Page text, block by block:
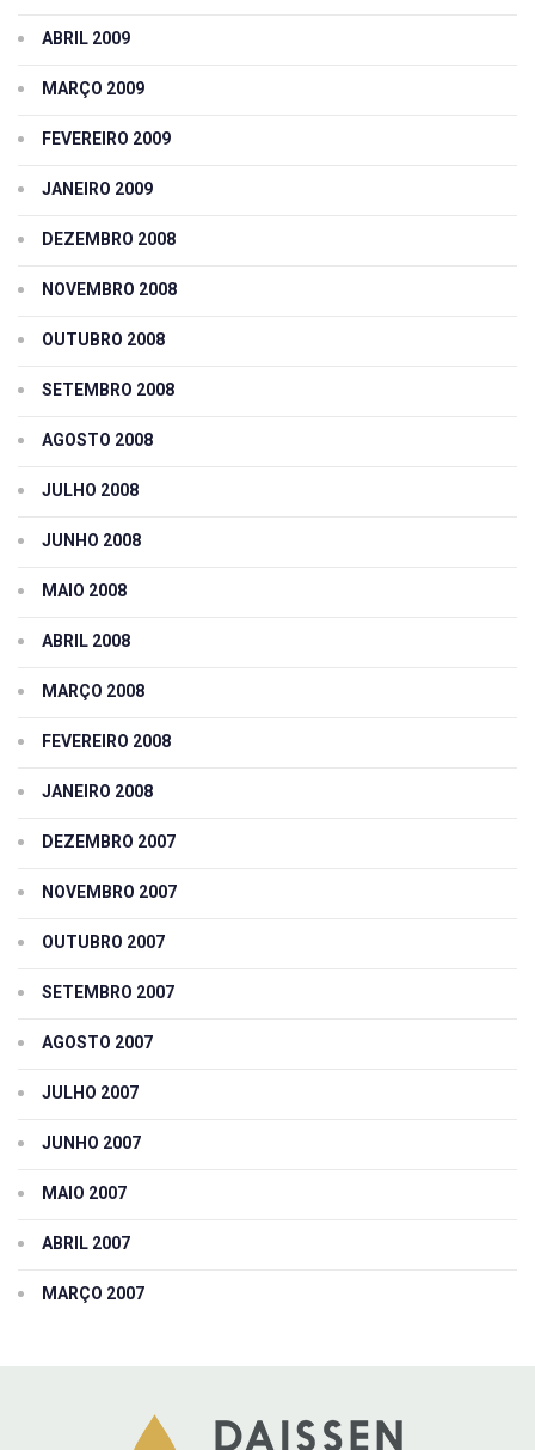
ABRIL 2009
MARÇO 2009
FEVEREIRO 2009
JANEIRO 2009
DEZEMBRO 2008
NOVEMBRO 2008
OUTUBRO 2008
SETEMBRO 2008
AGOSTO 2008
JULHO 2008
JUNHO 2008
MAIO 2008
ABRIL 2008
MARÇO 2008
FEVEREIRO 2008
JANEIRO 2008
DEZEMBRO 2007
NOVEMBRO 2007
OUTUBRO 2007
SETEMBRO 2007
AGOSTO 2007
JULHO 2007
JUNHO 2007
MAIO 2007
ABRIL 2007
MARÇO 2007